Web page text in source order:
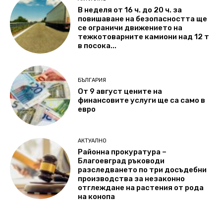
В неделя от 16 ч. до 20 ч. за
повишаване на безопасността ще
се ограничи движението на
тежкотоварните камиони над 12 т
в посока...
БЪЛГАРИЯ
От 9 август цените на
финансовите услуги ще са само в
евро
АКТУАЛНО
Районна прокуратура –
Благоевград ръководи
разследването по три досъдебни
производства за незаконно
отглеждане на растения от рода
на конопа